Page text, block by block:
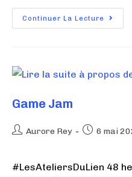
Continuer La Lecture
Game Jam
Aurore Rey 6 mai
#LesAteliersDuLien 48